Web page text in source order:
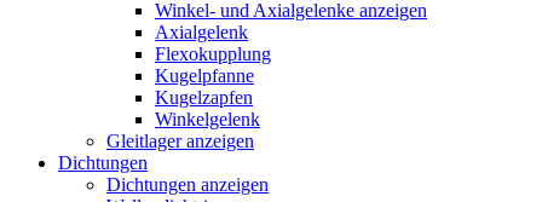
Winkel- und Axialgelenke anzeigen
Axialgelenk
Flexokupplung
Kugelpfanne
Kugelzapfen
Winkelgelenk
Gleitlager anzeigen
Dichtungen
Dichtungen anzeigen